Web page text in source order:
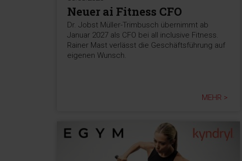
Neuer ai Fitness CFO
Dr. Jobst Müller-Trimbusch übernimmt ab
Januar 2027 als CFO bei all inclusive Fitness.
Rainer Mast verlässt die Geschäftsführung auf
eigenen Wunsch.
MEHR >